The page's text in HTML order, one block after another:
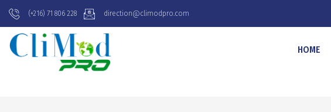
(+216) 71 806 228 direction@climodpro.com
HOME